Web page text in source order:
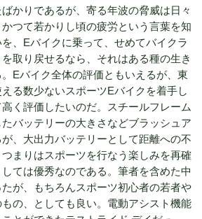
かりであるが、寄る年波の脅威は日々
つて若かりし頃の疲労という言葉を知
、Eバイクに乗って、せめてバイクラ
取り戻せるなら、それはある種の生き
Eバイク全体の評価ともいえるが、東
る数少ないスポーツEバイクを着手し
く評価したいのだ。スチールフレーム
バッテリーの大きさなどブラッシュア
、大出力バッテリーとして距離への不
まりはスポーツを行なう楽しみを再確
ては優秀なのである。筆者を含めた中
が、もちろんスポーツ初心者の若者や
の、としても良い。電動アシスト機能